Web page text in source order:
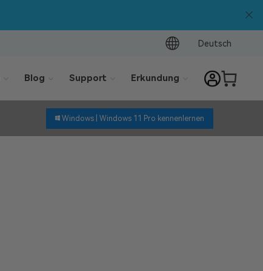
Deutsch
Blog Support Erkundung
Windows | Windows 11 Pro kennenlernen